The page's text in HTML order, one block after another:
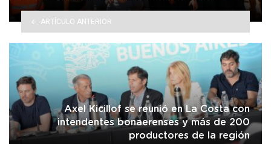
ARTÍCULO ANTERIOR
Axel Kicillof se reunió en La Costa con
intendentes bonaerenses y más de 200
productores de la región